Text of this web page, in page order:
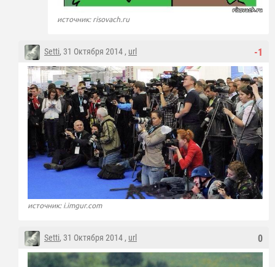
источник: risovach.ru
-1
Setti, 31 Октября 2014 , url
источник: i.imgur.com
0
Setti, 31 Октября 2014 , url